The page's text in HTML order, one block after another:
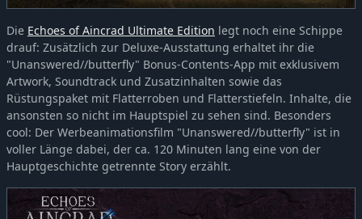
Die Echoes of Aincrad Ultimate Edition legt noch eine Schippe
drauf: Zusätzlich zur Deluxe-Ausstattung erhaltet ihr die
"Unanswered//butterfly" Bonus-Contents-App mit exklusivem
Artwork, Soundtrack und Zusatzinhalten sowie das
Rüstungspaket mit Flatterroben und Flatterstiefeln. Inhalte, die
ansonsten so nicht im Hauptspiel zu sehen sind. Besonders
cool: Der Werbeanimationsfilm "Unanswered//butterfly" ist in
voller Länge dabei, der ca. 120 Minuten lang eine von der
Hauptgeschichte getrennte Story erzählt.